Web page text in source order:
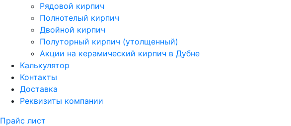
Рядовой кирпич
Полнотелый кирпич
Двойной кирпич
Полуторный кирпич (утолщенный)
Акции на керамический кирпич в Дубне
Калькулятор
Контакты
Доставка
Реквизиты компании
Прайс лист